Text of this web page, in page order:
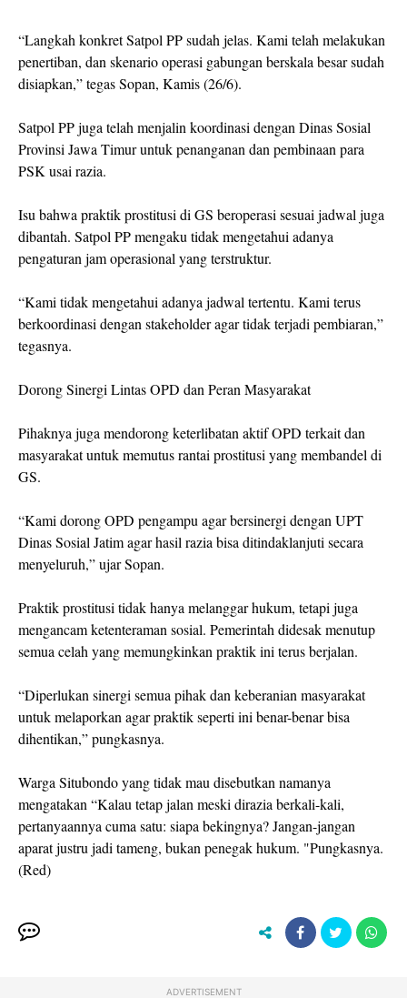
“Langkah konkret Satpol PP sudah jelas. Kami telah melakukan
penertiban, dan skenario operasi gabungan berskala besar sudah
disiapkan,” tegas Sopan, Kamis (26/6).
Satpol PP juga telah menjalin koordinasi dengan Dinas Sosial
Provinsi Jawa Timur untuk penanganan dan pembinaan para
PSK usai razia.
Isu bahwa praktik prostitusi di GS beroperasi sesuai jadwal juga
dibantah. Satpol PP mengaku tidak mengetahui adanya
pengaturan jam operasional yang terstruktur.
“Kami tidak mengetahui adanya jadwal tertentu. Kami terus
berkoordinasi dengan stakeholder agar tidak terjadi pembiaran,”
tegasnya.
Dorong Sinergi Lintas OPD dan Peran Masyarakat
Pihaknya juga mendorong keterlibatan aktif OPD terkait dan
masyarakat untuk memutus rantai prostitusi yang membandel di
GS.
“Kami dorong OPD pengampu agar bersinergi dengan UPT
Dinas Sosial Jatim agar hasil razia bisa ditindaklanjuti secara
menyeluruh,” ujar Sopan.
Praktik prostitusi tidak hanya melanggar hukum, tetapi juga
mengancam ketenteraman sosial. Pemerintah didesak menutup
semua celah yang memungkinkan praktik ini terus berjalan.
“Diperlukan sinergi semua pihak dan keberanian masyarakat
untuk melaporkan agar praktik seperti ini benar-benar bisa
dihentikan,” pungkasnya.
Warga Situbondo yang tidak mau disebutkan namanya
mengatakan “Kalau tetap jalan meski dirazia berkali-kali,
pertanyaannya cuma satu: siapa bekingnya? Jangan-jangan
aparat justru jadi tameng, bukan penegak hukum. "Pungkasnya.
(Red)
ADVERTISEMENT